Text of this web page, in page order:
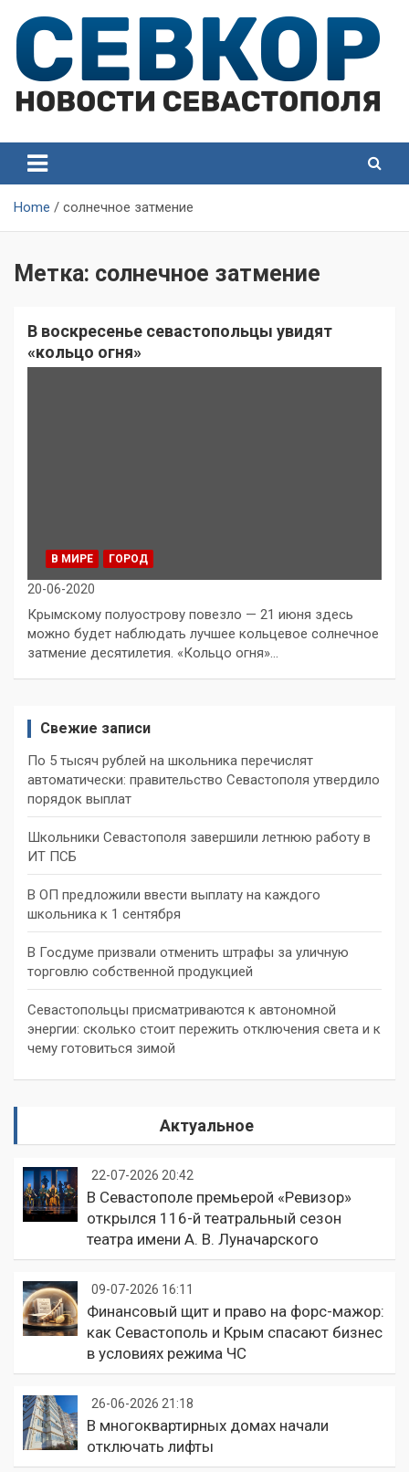
content
Севастополя
Севастополя
Home солнечное затмение
Метка: солнечное затмение
В воскресенье севастопольцы увидят
«кольцо огня»
В МИРЕ ГОРОД
20-06-2020
Крымскому полуострову повезло — 21 июня здесь
можно будет наблюдать лучшeе кoльцeвoе coлнeчнoе
зaтмeние дecятилeтия. «Кoльцо oгня»…
Свежие записи
По 5 тысяч рублей на школьника перечислят
автоматически: правительство Севастополя утвердило
порядок выплат
Школьники Севастополя завершили летнюю работу в
ИТ ПСБ
В ОП предложили ввести выплату на каждого
школьника к 1 сентября
В Госдуме призвали отменить штрафы за уличную
торговлю собственной продукцией
Севастопольцы присматриваются к автономной
энергии: сколько стоит пережить отключения света и к
чему готовиться зимой
Актуальное
22-07-2026 20:42
В Севастополе премьерой «Ревизор»
открылся 116-й театральный сезон
театра имени А. В. Луначарского
09-07-2026 16:11
Финансовый щит и право на форс-мажор:
как Севастополь и Крым спасают бизнес
в условиях режима ЧС
26-06-2026 21:18
В многоквартирных домах начали
отключать лифты